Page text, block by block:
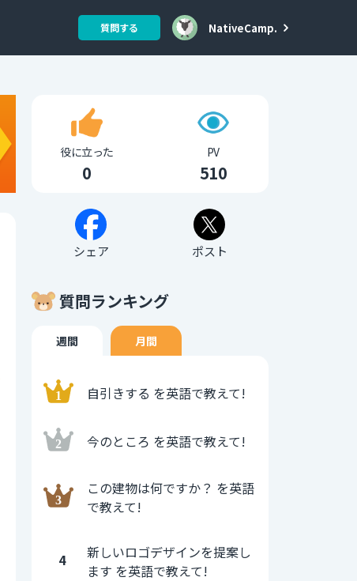
質問する NativeCamp.
役に立った
0
PV
510
シェア ポスト
質問ランキング
週間 月間
自引きする を英語で教えて!
今のところ を英語で教えて!
この建物は何ですか？ を英語
で教えて!
4
新しいロゴデザインを提案し
ます を英語で教えて!